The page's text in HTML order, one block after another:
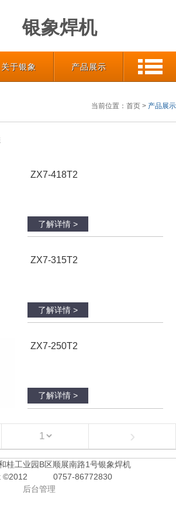
银象焊机
关于银象 产品展示
当前位置： 首页 > 产品展示
ZX7-418T2
了解详情 >
ZX7-315T2
了解详情 >
ZX7-250T2
了解详情 >
›
桂工业园B区顺展南路1号银象焊机
©2012
0757-86772830
后台管理